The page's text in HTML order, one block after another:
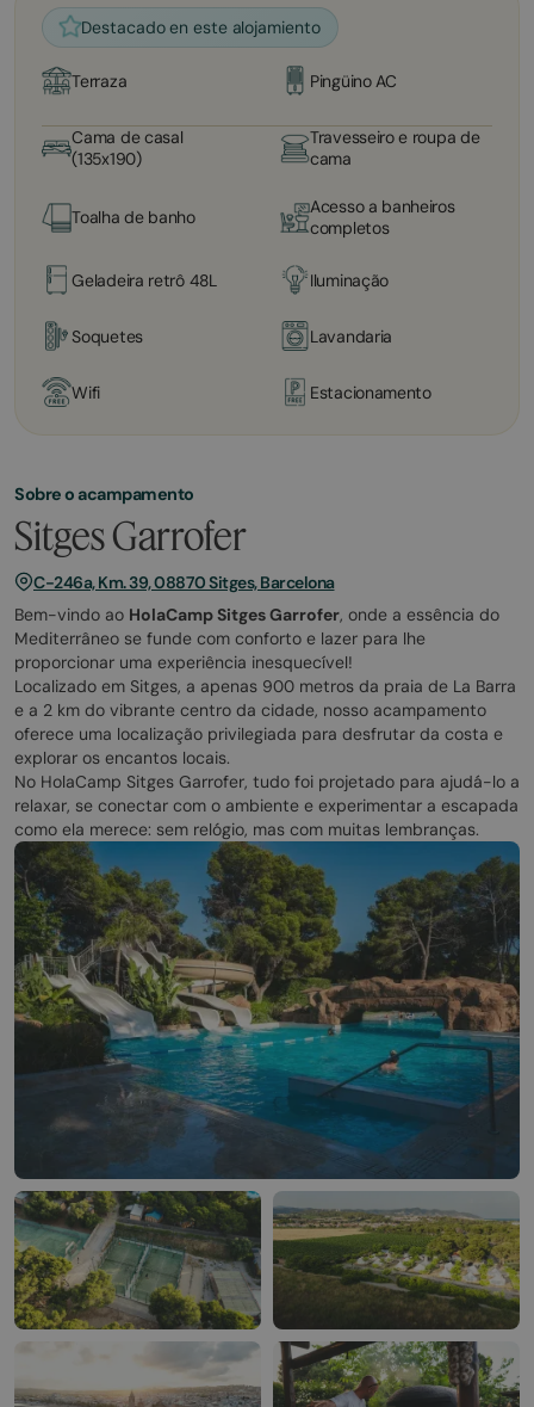
Destacado en este alojamiento
Terraza Pingüino AC
Cama de casal
(135x190)
Travesseiro e roupa de
cama
Toalha de banho
Acesso a banheiros
completos
Geladeira retrô 48L Iluminação
Soquetes Lavandaria
Wifi Estacionamento
Sobre o acampamento
Sitges Garrofer
C-246a, Km. 39, 08870 Sitges, Barcelona
Bem-vindo ao HolaCamp Sitges Garrofer, onde a essência do
Mediterrâneo se funde com conforto e lazer para lhe
proporcionar uma experiência inesquecível!
Localizado em Sitges, a apenas 900 metros da praia de La Barra
e a 2 km do vibrante centro da cidade, nosso acampamento
oferece uma localização privilegiada para desfrutar da costa e
explorar os encantos locais.
No HolaCamp Sitges Garrofer, tudo foi projetado para ajudá-lo a
relaxar, se conectar com o ambiente e experimentar a escapada
como ela merece: sem relógio, mas com muitas lembranças.